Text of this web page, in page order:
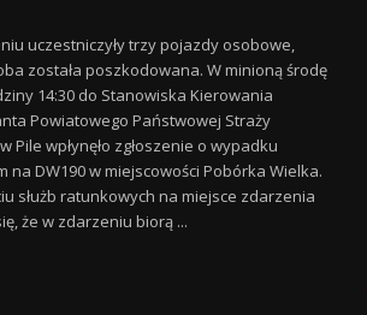
uczestniczyły trzy pojazdy osobowe,
została poszkodowana. W minioną środę
14:30 do Stanowiska Kierowania
Powiatowego Państwowej Straży
Pile wpłynęło zgłoszenie o wypadku
na DW190 w miejscowości Pobórka Wielka.
służb ratunkowych na miejsce zdarzenia
że w zdarzeniu biorą ...